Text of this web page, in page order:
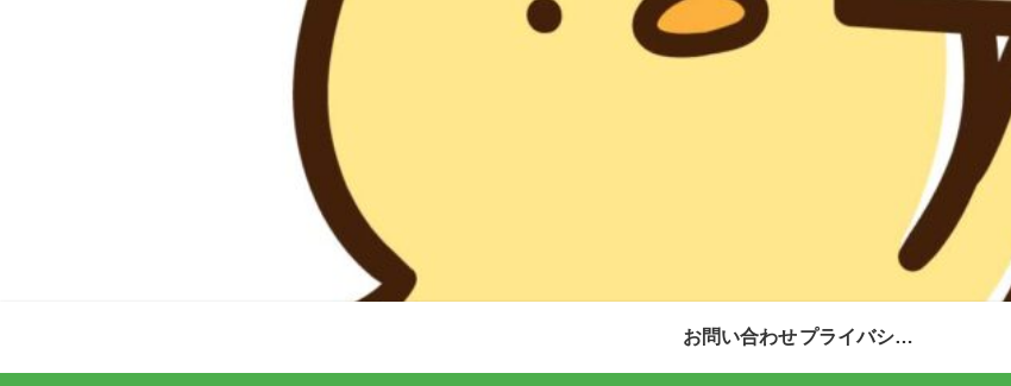
お問い合わせ プライバシーポリシー